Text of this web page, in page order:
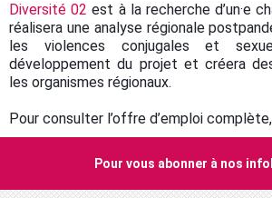
Diversité 02 est à la recherche d’un·e
réalisera une analyse régionale
les violences conjugales et
développement du projet et créera
les organismes régionaux.
Pour consulter l’offre d’emploi complète,
Pour vous abonner à nos